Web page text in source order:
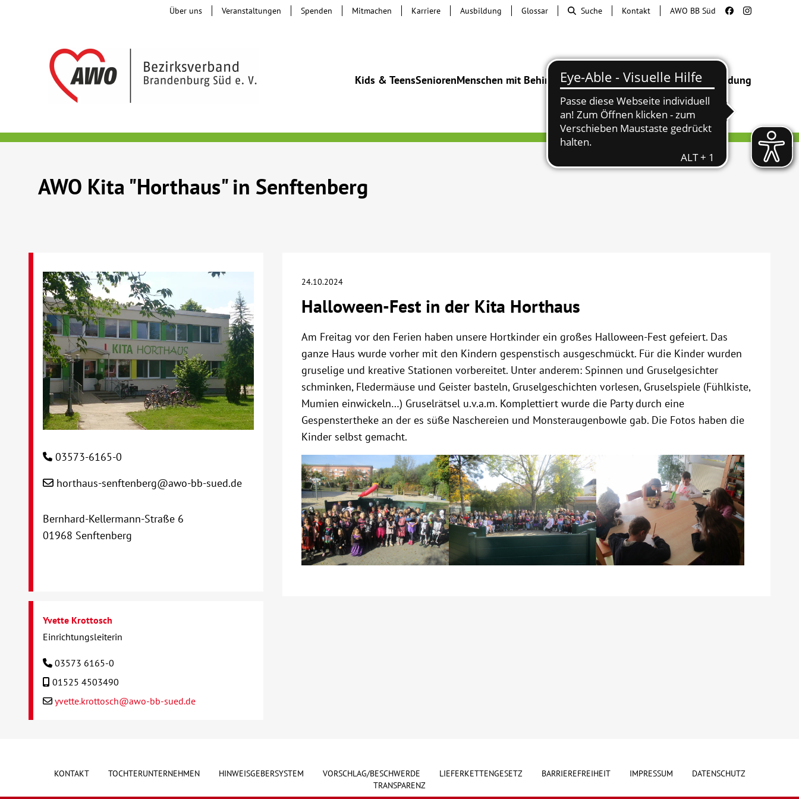
Kids & TeensSeniorenMenschen mit BehinderungBeratung & HilfeBegegnung Bildung
Über uns Veranstaltungen Spenden Mitmachen Karriere Ausbildung Glossar Suche Kontakt AWO BB Süd
AWO Kita "Horthaus" in Senftenberg
24.10.2024
Halloween-Fest in der Kita Horthaus
Am Freitag vor den Ferien haben unsere Hortkinder ein großes Halloween-Fest gefeiert. Das
ganze Haus wurde vorher mit den Kindern gespenstisch ausgeschmückt. Für die Kinder wurden
gruselige und kreative Stationen vorbereitet. Unter anderem: Spinnen und Gruselgesichter
schminken, Fledermäuse und Geister basteln, Gruselgeschichten vorlesen, Gruselspiele (Fühlkiste,
Mumien einwickeln…) Gruselrätsel u.v.a.m. Komplettiert wurde die Party durch eine
Gespenstertheke an der es süße Naschereien und Monsteraugenbowle gab. Die Fotos haben die
Kinder selbst gemacht.
03573-6165-0
horthaus-senftenberg@awo-bb-sued.de
Bernhard-Kellermann-Straße 6
01968 Senftenberg
Yvette Krottosch
Einrichtungsleiterin
03573 6165-0
01525 4503490
yvette.krottosch@awo-bb-sued.de
KONTAKT TOCHTERUNTERNEHMEN HINWEISGEBERSYSTEM VORSCHLAG/BESCHWERDE LIEFERKETTENGESETZ BARRIEREFREIHEIT IMPRESSUM
DATENSCHUTZ
TRANSPARENZ